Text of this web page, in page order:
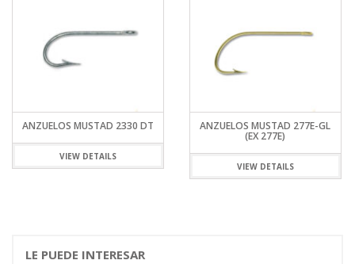
ANZUELOS MUSTAD 2330 DT
VIEW DETAILS
ANZUELOS MUSTAD 277E-GL
(EX 277E)
VIEW DETAILS
LE PUEDE INTERESAR